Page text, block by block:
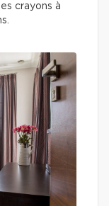
crayons à